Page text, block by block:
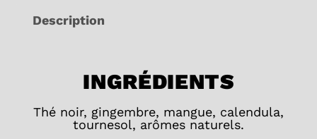
Description
INGRÉDIENTS
Thé noir, gingembre, mangue, calendula,
tournesol, arômes naturels.